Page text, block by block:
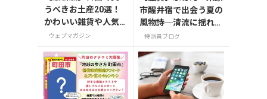
うべきお土産20選！
かわいい雑貨や人気
コスメを紹介
ウェブマガジン
市醒井宿で出会う夏の
風物詩─清流に揺れる
梅花藻（8/24までラ
特派員ブログ